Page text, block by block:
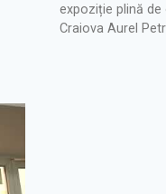
expoziție plină
Craiova Aurel